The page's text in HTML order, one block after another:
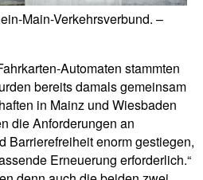
Main-Verkehrsverbund. –
Automaten stammten
bereits damals gemeinsam
in Mainz und Wiesbaden
die Anforderungen an
Barrierefreiheit enorm gestiegen,
Erneuerung erforderlich.“